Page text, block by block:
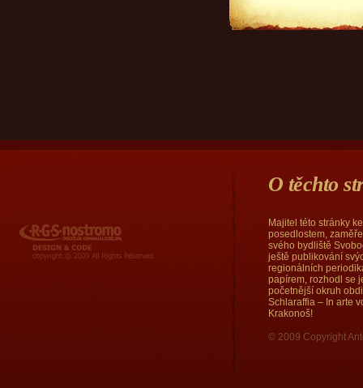
RGS Nostromo
O těchto
Majitel této stránky
posedlostem,
svého bydliště
ještě publikování
regionálních
papírem, rozhodl se
početnější okruh
Schlaraffia – In arte
Krakonoš!
© 2009 Copyright